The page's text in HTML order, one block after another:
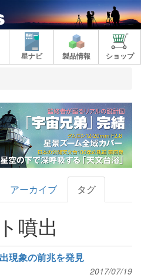
星ナビ 製品情報 ショップ
アーカイブ タグ
噴出
現象の前兆を発見
2017/07/19